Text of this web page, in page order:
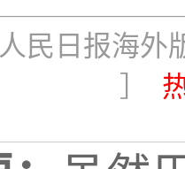
人民日报海